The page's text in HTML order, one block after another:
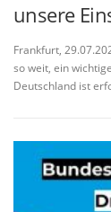
unsere
Frankfurt,
so weit, ein
Deutschland ist